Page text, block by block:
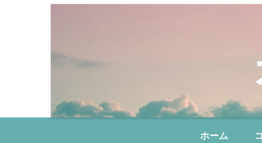
ホーム